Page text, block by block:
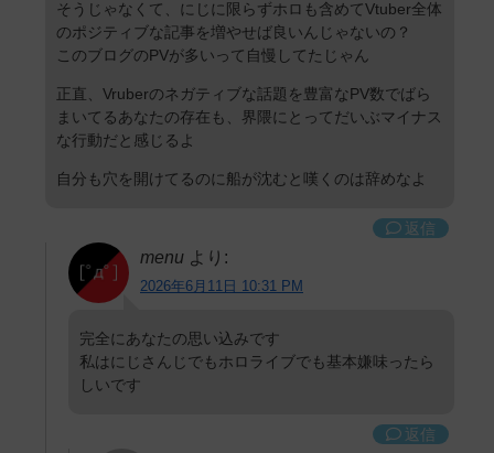
そうじゃなくて、にじに限らずホロも含めてVtuber全体
のポジティブな記事を増やせば良いんじゃないの？
このブログのPVが多いって自慢してたじゃん
正直、Vruberのネガティブな話題を豊富なPV数でばら
まいてるあなたの存在も、界隈にとってだいぶマイナス
な行動だと感じるよ
自分も穴を開けてるのに船が沈むと嘆くのは辞めなよ
返信
menu より:
2026年6月11日 10:31 PM
完全にあなたの思い込みです
私はにじさんじでもホロライブでも基本嫌味ったら
しいです
返信